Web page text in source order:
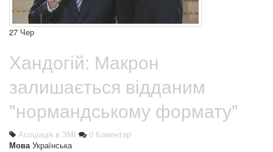
27 Чер
Хандогій: Макрон
залишається відданим
"нормандському формату"
Асоціація в ЗМІ
0 Коментар
МоваУкраїнська